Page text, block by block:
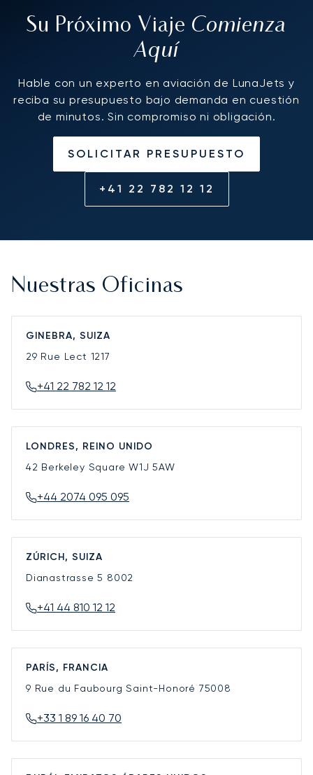
Su Próximo Viaje Comienza
Aquí
Hable con un experto en aviación de LunaJets y
reciba su presupuesto bajo demanda en cuestión
de minutos. Sin compromiso ni obligación.
SOLICITAR PRESUPUESTO
+41 22 782 12 12
Nuestras Oficinas
GINEBRA, SUIZA
29 Rue Lect 1217
+41 22 782 12 12
LONDRES, REINO UNIDO
42 Berkeley SquareW1J 5AW
+44 2074 095 095
ZÚRICH, SUIZA
Dianastrasse 5 8002
+41 44 810 12 12
PARÍS, FRANCIA
9 Rue du Faubourg Saint-Honoré 75008
+33 1 89 16 40 70